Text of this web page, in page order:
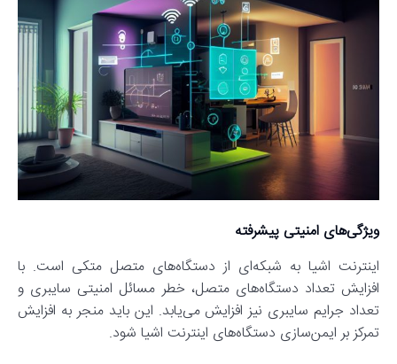
ویژگی‌های امنیتی پیشرفته
اینترنت اشیا به شبکه‌ای از دستگاه‌های متصل متکی است. با
افزایش تعداد دستگاه‌های متصل، خطر مسائل امنیتی سایبری و
تعداد جرایم سایبری نیز افزایش می‌یابد. این باید منجر به افزایش
تمرکز بر ایمن‌سازی دستگاه‌های اینترنت اشیا شود.